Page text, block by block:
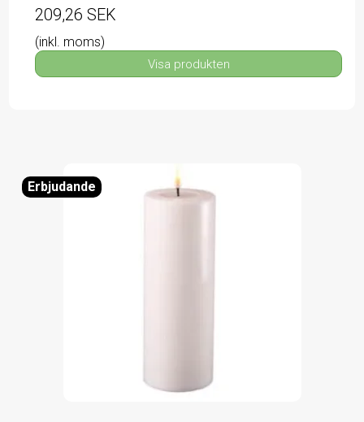
209,26 SEK
(inkl. moms)
Visa produkten
Erbjudande